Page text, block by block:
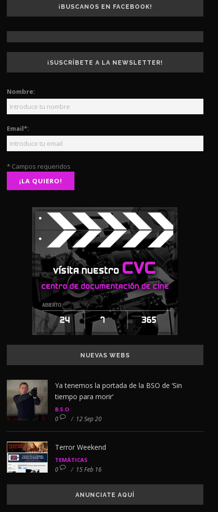
¡BUSCANOS EN FACEBOOK!
¡SUSCRÍBETE A LA NEWSLETTER!
Nombre:
Email*:
* Campos requeridos
NUEVAS WEBS
Ya tenemos la portada de la BSO de ‘Sin
tiempo para morir’
B.S.O
0 / 12 Sep 20
Terror Weekend
TEMÁTICAS
0 / 15 Feb 16
ANUNCIATE AQUÍ